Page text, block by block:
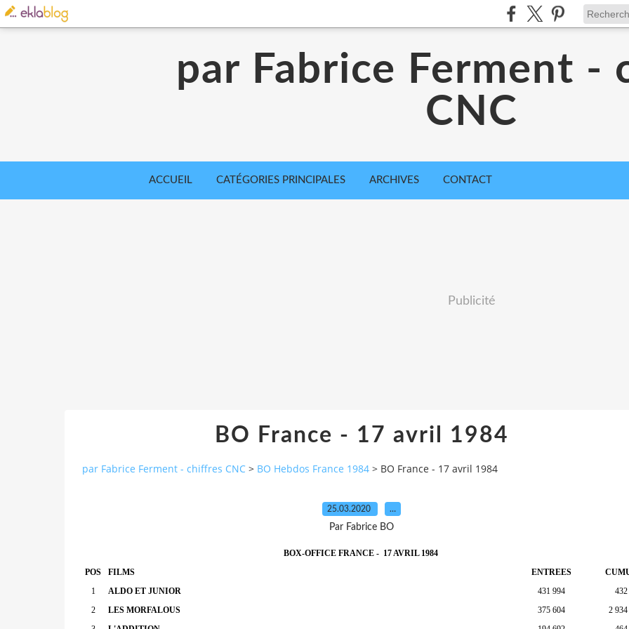
par Fabrice Ferment -
CNC
ACCUEIL CATÉGORIES PRINCIPALES ARCHIVES CONTACT
Publicité
BO France - 17 avril 1984
par Fabrice Ferment - chiffres CNC > BO Hebdos France 1984 > BO France - 17 avril 1984
25.03.2020 …
Par Fabrice BO
BOX-OFFICE FRANCE - 17 AVRIL 1984
POS
FILMS ENTREES
1
ALDO ET JUNIOR 431 994
2
LES MORFALOUS 375 604
2